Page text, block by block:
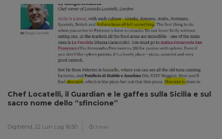
Chef Locatelli, il Guardian e le gaffes sulla Sicilia e sul
sacro nome dello “sfincione”
Digitrend, 22 Lun Lug 16:50 3 min